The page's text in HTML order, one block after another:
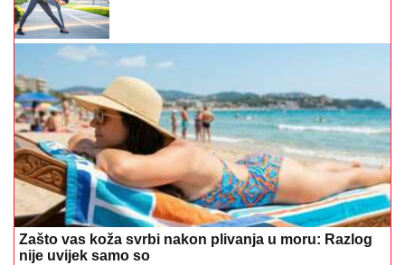
Zašto vas koža svrbi nakon plivanja u moru: Razlog
nije uvijek samo so